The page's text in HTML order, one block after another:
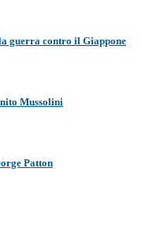
guerra contro il Giappone
Mussolini
Patton